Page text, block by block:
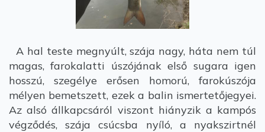
A hal teste megnyúlt, szája nagy, háta nem túl
magas, farokalatti úszójának első sugara igen
hosszú, szegélye erősen homorú, farokúszója
mélyen bemetszett, ezek a balin ismertetőjegyei.
Az alsó állkapcsáról viszont hiányzik a kampós
végződés, szája csúcsba nyíló, a nyakszirtnél